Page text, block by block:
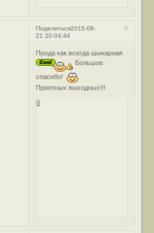
Поделиться 3
2015-08-
21 20:04:44
Прода как всегда шыкарная
Большое
спасибо!
Приятных выходных!!!
0